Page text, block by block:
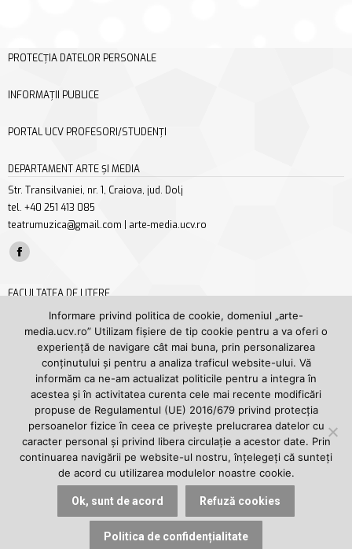
PROTECȚIA DATELOR PERSONALE
INFORMAȚII PUBLICE
PORTAL UCV PROFESORI/STUDENȚI
DEPARTAMENT ARTE ȘI MEDIA
Str. Transilvaniei, nr. 1, Craiova, jud. Dolj
tel. +40 251 413 085
teatrumuzica@gmail.com | arte-media.ucv.ro
Find us on:
Facebook
window
FACULTATEA DE LITERE
Str. A. I. Cuza nr. 13, Craiova, jud. Dolj
tel/fax +40 251 414 468
secretariat.litere@ucv.ro | litere.ucv.ro/litere
Find us on:
Facebook
page
opens
in
YouTube
page
opens
in
window
UNIVERSITATEA DIN CRAIOVA
Str. A. I. Cuza nr. 13, Craiova, jud. Dolj
tel. +40 251 414 398
rectorat@central.ucv.ro | ucv.ro
© 2024, Departamentul ARTE și MEDIA | Facultatea de Litere | Universitatea din
Informare privind politica de cookie, domeniul „arte-
media.ucv.ro” Utilizam fișiere de tip cookie pentru a va oferi o
experiență de navigare cât mai buna, prin personalizarea
conținutului și pentru a analiza traficul website-ului. Vă
informăm ca ne-am actualizat politicile pentru a integra în
acestea și în activitatea curenta cele mai recente modificări
propuse de Regulamentul (UE) 2016/679 privind protecția
persoanelor fizice în ceea ce privește prelucrarea datelor cu
caracter personal și privind libera circulație a acestor date. Prin
continuarea navigării pe website-ul nostru, înțelegeți că sunteți
de acord cu utilizarea modulelor noastre cookie.
Ok, sunt de acord Refuză cookies
Politica de confidențialitate